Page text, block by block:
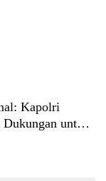
Kapolri
untuk